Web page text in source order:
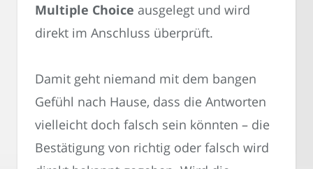
Multiple Choice ausgelegt und wird
direkt im Anschluss überprüft.
Damit geht niemand mit dem bangen
Gefühl nach Hause, dass die Antworten
vielleicht doch falsch sein könnten – die
Bestätigung von richtig oder falsch wird